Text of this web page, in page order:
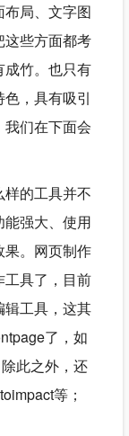
局、文字图
这些方面都考
竹。也只有
，具有吸引
们在下面会
的工具并不
强大、使用
。网页制作
具了，目前
工具，这其
了，如
此之外，还
等；